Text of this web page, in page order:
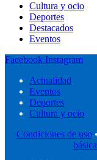
Cultura y ocio
Deportes
Destacados
Eventos
Facebook Instagram
Actualidad
Eventos
Deportes
Cultura y ocio
Condiciones de uso•